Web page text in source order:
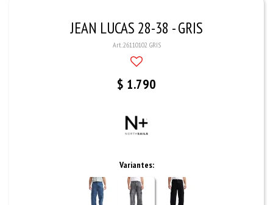
JEAN LUCAS 28-38 - GRIS
26110102 GRIS
$ 1.790
Variantes: